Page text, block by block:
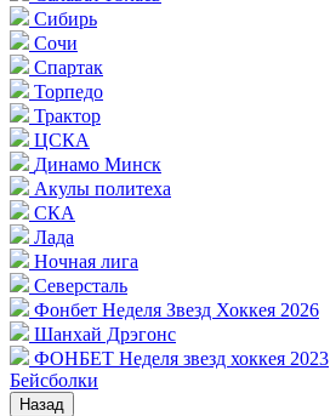
Сибирь
Сочи
Спартак
Торпедо
Трактор
ЦСКА
Динамо Минск
Акулы политеха
СКА
Лада
Ночная лига
Северсталь
Фонбет Неделя Звезд Хоккея 2026
Шанхай Дрэгонс
ФОНБЕТ Неделя звезд хоккея 2023
Бейсболки
Назад